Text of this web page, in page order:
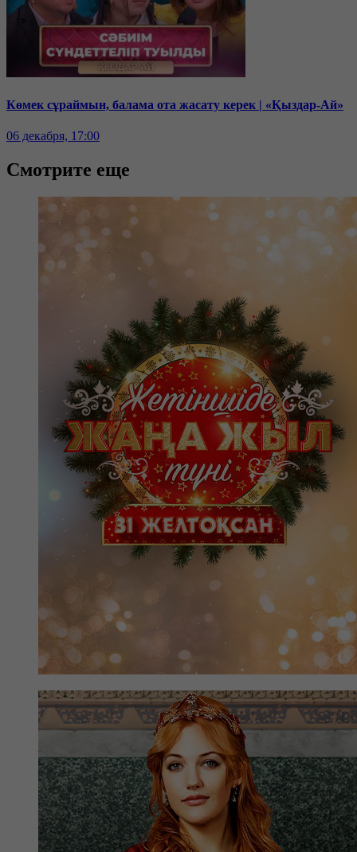
Көмек сұраймын, балама ота жасату керек | «Қыздар-Ай»
06 декабря, 17:00
Смотрите еще